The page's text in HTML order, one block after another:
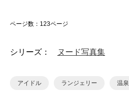
ページ数：123ページ
シリーズ： ヌード写真集
アイドル ランジェリー 温泉